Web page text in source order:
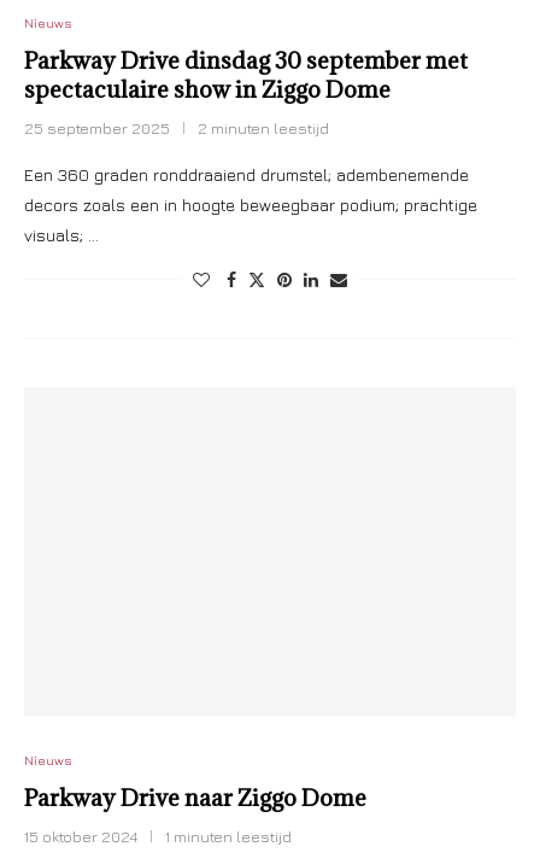
Nieuws
Parkway Drive dinsdag 30 september met
spectaculaire show in Ziggo Dome
25 september 2025 2 minuten leestijd
Een 360 graden ronddraaiend drumstel; adembenemende
decors zoals een in hoogte beweegbaar podium; prachtige
visuals; …
Nieuws
Parkway Drive naar Ziggo Dome
15 oktober 2024 1 minuten leestijd